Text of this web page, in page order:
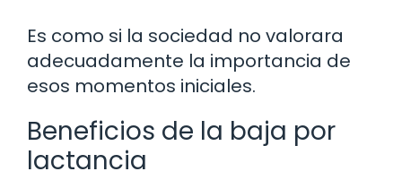
Es como si la sociedad no valorara
adecuadamente la importancia de
esos momentos iniciales.
Beneficios de la baja por
lactancia